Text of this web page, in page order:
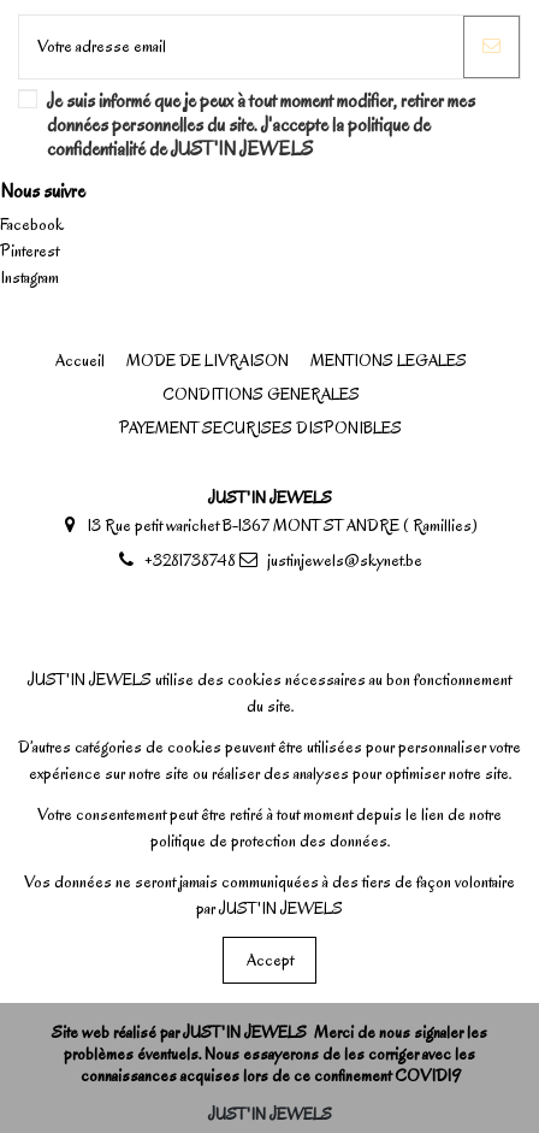
Je suis informé que je peux à tout moment modifier, retirer mes
données personnelles du site. J'accepte la politique de
confidentialité de JUST'IN JEWELS
Nous suivre
Facebook
Pinterest
Instagram
Accueil MODE DE LIVRAISON
MENTIONS LEGALES
CONDITIONS GENERALES
PAYEMENT SECURISES DISPONIBLES
JUST'IN JEWELS
13 Rue petit warichet B-1367 MONT ST ANDRE ( Ramillies)
+3281738748
justinjewels@skynet.be
JUST'IN JEWELS utilise des cookies nécessaires au bon fonctionnement
du site.
D’autres catégories de cookies peuvent être utilisées pour personnaliser votre
expérience sur notre site ou réaliser des analyses pour optimiser notre site.
Votre consentement peut être retiré à tout moment depuis le lien de notre
politique de protection des données.
Vos données ne seront jamais communiquées à des tiers de façon volontaire
par JUST'IN JEWELS
Accept
Site web réalisé par JUST'IN JEWELS Merci de nous signaler les
problèmes éventuels. Nous essayerons de les corriger avec les
connaissances acquises lors de ce confinement COVID19
JUST'IN JEWELS